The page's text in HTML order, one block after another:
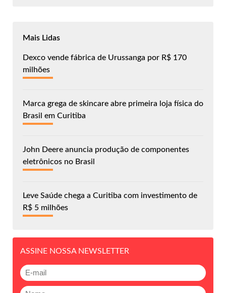
Mais Lidas
Dexco vende fábrica de Urussanga por R$ 170
milhões
Marca grega de skincare abre primeira loja física do
Brasil em Curitiba
John Deere anuncia produção de componentes
eletrônicos no Brasil
Leve Saúde chega a Curitiba com investimento de
R$ 5 milhões
ASSINE NOSSA NEWSLETTER